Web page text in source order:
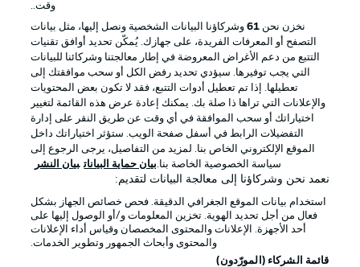
تطبيق الدوري الألماني
Official Partners
وقت..
نخزن نحن 61وشركاؤنا البيانات الشخصية ونصل إليها، مثل بيانات
التصفح أو المعرفات الفريدة، على جهازك. يُمكّن تحديد أوافق تقنيات
التتبع من دعم الأغراض المعروضة في إطار معالجتنا وشركائنا للبيانات
التي يجب توفيرها. سيؤدي تحديد رفض الكل أو سحب موافقتك إلى
تعطيلها. إذا تم تعطيل أدوات التتبع، فقد لا تكون بعض المحتويات
والإعلانات التي تراها ذا صلة بك. يمكنك إعادة عرض هذه القائمة لتغيير
اختياراتك أو سحب الموافقة في أي وقت عن طريق النقر على إدارة
التفضيلات الرابط في أسفل صفحة الويب. ستؤثر اختياراتك داخل
الموقع الإلكتروني الخاص بنا. لمزيد من التفاصيل، يرجى الرجوع إلى
سياسة الخصوصية الخاصة بنا.بيان حماية البيانات بيان النشر
نعمد نحن وشركاؤنا إلى معالجة البيانات لتقديم:
استخدام بيانات الموقع الجغرافي الدقيقة. فحص خصائص الجهاز بشكل
فعال من أجل تحديد الهوية. تخزين المعلومات و/أو الوصول إليها على
أحد الأجهزة. الإعلانات والمحتوى المخصصان وقياس أداء الإعلانات
والمحتوى وأبحاث الجمهور وتطوير الخدمات.
قائمة الشركاء (المورّدون)